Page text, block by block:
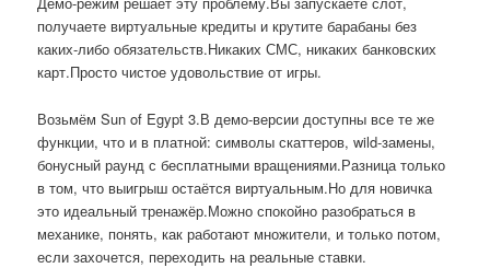
получаете виртуальные кредиты и крутите барабаны без
каких-либо обязательств.Никаких СМС, никаких банковских
карт.Просто чистое удовольствие от игры.
Возьмём Sun of Egypt 3.В демо-версии доступны все те же
функции, что и в платной: символы скаттеров, wild-замены,
бонусный раунд с бесплатными вращениями.Разница только
в том, что выигрыш остаётся виртуальным.Но для новичка
это идеальный тренажёр.Можно спокойно разобраться в
механике, понять, как работают множители, и только потом,
если захочется, переходить на реальные ставки.